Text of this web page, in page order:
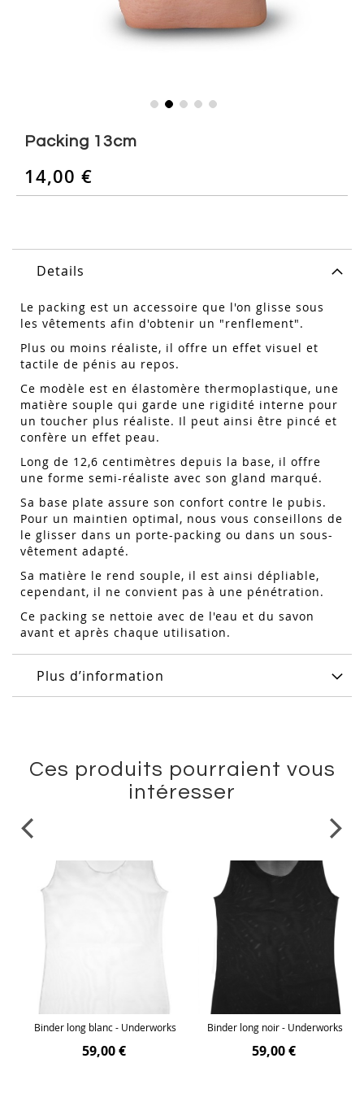
beginning
Packing 13cm
14,00 €
Details
Le packing est un accessoire que l'on glisse sous
les vêtements afin d'obtenir un "renflement".
Plus ou moins réaliste, il offre un effet visuel et
tactile de pénis au repos.
Ce modèle est en élastomère thermoplastique, une
matière souple qui garde une rigidité interne pour
un toucher plus réaliste. Il peut ainsi être pincé et
confère un effet peau.
Long de 12,6 centimètres depuis la base, il offre
une forme semi-réaliste avec son gland marqué.
Sa base plate assure son confort contre le pubis.
Pour un maintien optimal, nous vous conseillons de
le glisser dans un porte-packing ou dans un sous-
vêtement adapté.
Sa matière le rend souple, il est ainsi dépliable,
cependant, il ne convient pas à une pénétration.
Ce packing se nettoie avec de l'eau et du savon
avant et après chaque utilisation.
Plus d’information
Ces produits pourraient vous
intéresser
Binder long blanc - Underworks
59,00 €
Binder long noir - Underworks
59,00 €